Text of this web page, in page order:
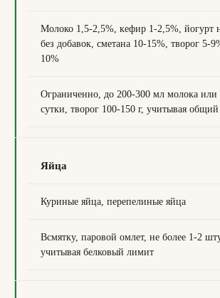
Молоко 1,5-2,5%, кефир 1-2,5%, йогурт
без добавок, сметана 10-15%, творог 5-
10%
Ограниченно, до 200-300 мл молока или
сутки, творог 100-150 г, учитывая общий
Яйца
Куриные яйца, перепелиные яйца
Всмятку, паровой омлет, не более 1-2
учитывая белковый лимит